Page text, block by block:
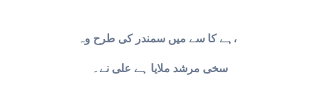
ہے کا سے میں سمندر کی طرح وہ،
سخی مرشد ملایا ہے علی نے۔